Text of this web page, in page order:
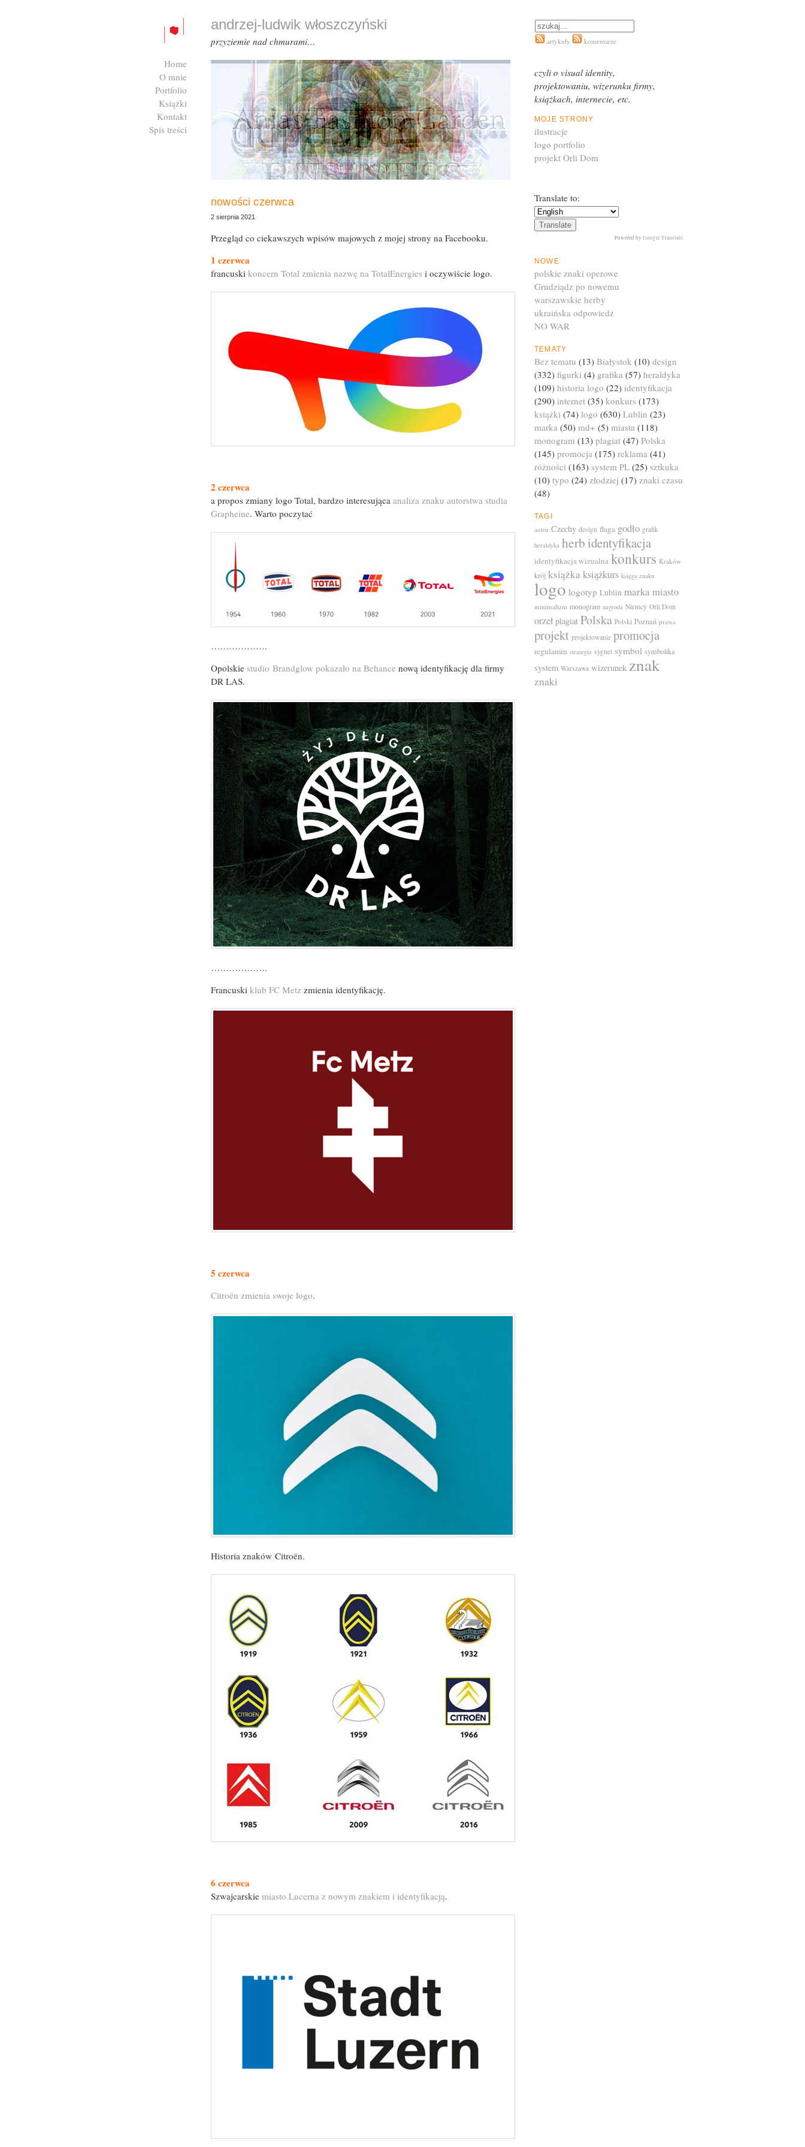
nowości czerwca
2 sierpnia 2021
Przegląd co ciekawszych wpisów majowych z mojej strony na Facebooku.
1 czerwca
francuski koncern Total zmienia nazwę na TotalEnergies i oczywiście logo.
2 czerwca
a propos zmiany logo Total, bardzo interesująca analiza znaku autorstwa studia
Grapheine. Warto poczytać
……………….
Opolskie studio Brandglow pokazało na Behance nową identyfikację dla firmy
DR LAS.
……………….
Francuski klub FC Metz zmienia identyfikację.
5 czerwca
Citroën zmienia swoje logo.
Historia znaków Citroën.
6 czerwca
Szwajcarskie miasto Lucerna z nowym znakiem i identyfikacją.
Translate to:
Powered by Google Translate.
NOWE
polskie znaki operowe
Grudziądz po nowemu
warszawskie herby
ukraińska odpowiedź
NO WAR
TEMATY
Bez tematu (13) Białystok (10) design
(332) figurki (4) grafika (57) heraldyka
(109) historia logo (22) identyfikacja
(290) internet (35) konkurs (173)
książki (74) logo (630) Lublin (23)
marka (50) md+ (5) miasta (118)
monogram (13) plagiat (47) Polska
(145) promocja (175) reklama (41)
różności (163) system PL (25) sztkuka
(10) typo (24) złodziej (17) znaki czasu
(48)
TAGI
autor Czechy design flaga godło grafik
heraldyka herb identyfikacja
identyfikacja wizualna konkurs Kraków
krój książka książkurs księga znaku
logo logotyp Lublin marka miasto
minimalizm monogram nagroda Niemcy Orli Dom
orzeł plagiat Polska Polski Poznań prawa
projekt projektowanie promocja
regulamin strategia sygnet symbol symbolika
system Warszawa wizerunek znak
znaki
andrzej-ludwik włoszczyński
przyziemie nad chmurami… artykuły komentarze
Home
O mnie
Portfolio
Książki
Kontakt
Spis treści
czyli o visual identity,
projektowaniu, wizerunku firmy,
książkach, internecie, etc.
MOJE STRONY
ilustracje
logo portfolio
projekt Orli Dom